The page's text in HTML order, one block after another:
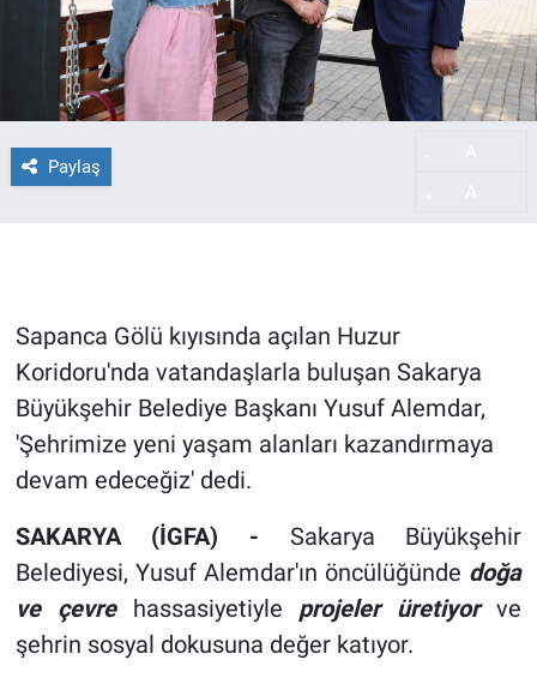
Paylaş
Sapanca Gölü kıyısında açılan Huzur
Koridoru'nda vatandaşlarla buluşan Sakarya
Büyükşehir Belediye Başkanı Yusuf Alemdar,
'Şehrimize yeni yaşam alanları kazandırmaya
devam edeceğiz' dedi.
SAKARYA (İGFA) - Sakarya Büyükşehir
Belediyesi, Yusuf Alemdar'ın öncülüğünde doğa
ve çevrehassasiyetiyle projeler üretiyorve
şehrin sosyal dokusuna değer katıyor.
Haber Arşivi